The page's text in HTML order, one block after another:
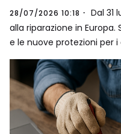
28/07/2026 10:18
Dal 31
alla riparazione in
e le nuove protezioni per